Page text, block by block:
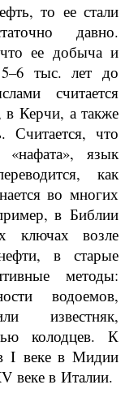
то ее стали
давно.
ее добыча и
5–6 тыс. лет до
считается
в Керчи, а также
Считается, что
язык
как
во многих
в Библии
ключах возле
в старые
методы:
водоемов,
известняк,
колодцев. К
I веке в Мидии
веке в Италии.